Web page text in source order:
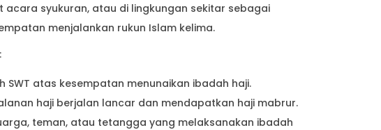
syukuran, atau di lingkungan sekitar sebagai
menjalankan rukun Islam kelima.
atas kesempatan menunaikan ibadah haji.
haji berjalan lancar dan mendapatkan haji mabrur.
teman, atau tetangga yang melaksanakan ibadah